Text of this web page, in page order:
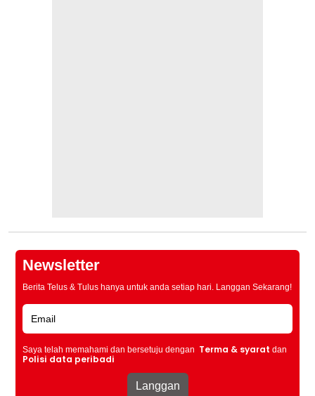
Newsletter
Berita Telus & Tulus hanya untuk anda setiap hari. Langgan Sekarang!
Saya telah memahami dan bersetuju dengan Terma & syarat dan
Polisi data peribadi